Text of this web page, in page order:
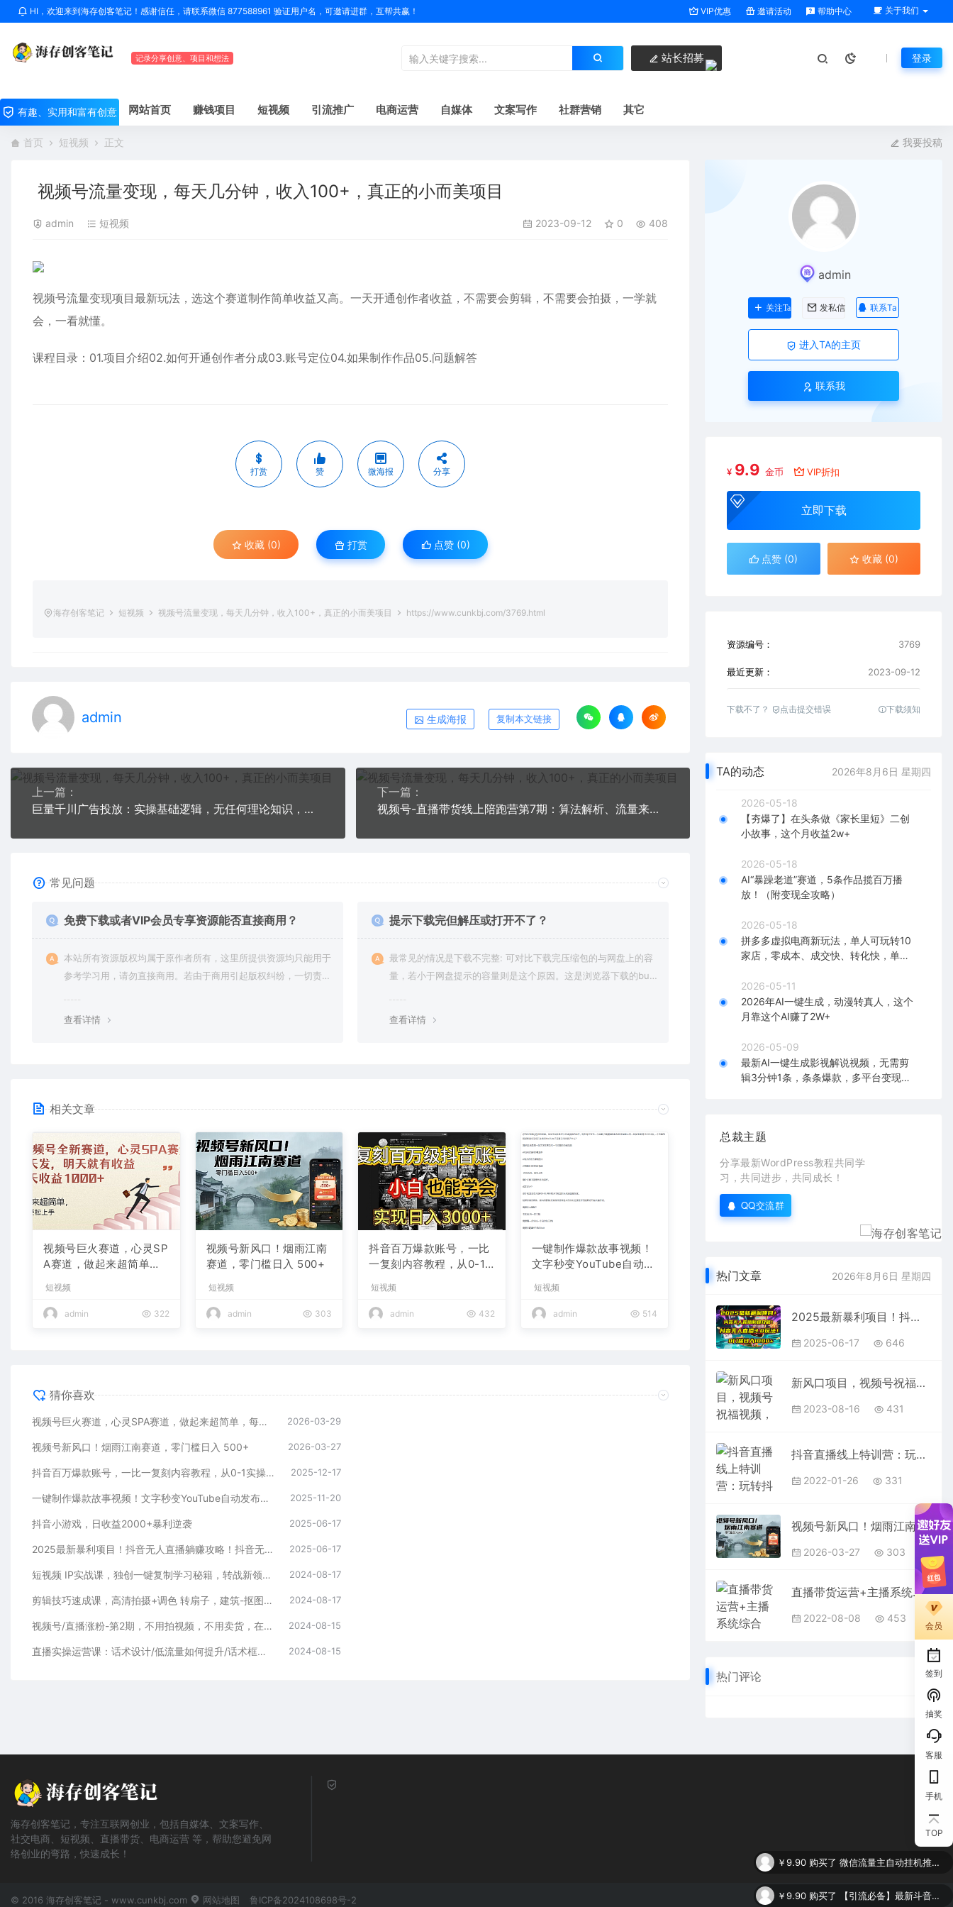
HI，欢迎来到海存创客笔记！感谢信任，请联系微信 877588961 验证用户名，可邀请进群，互帮共赢！ VIP优惠 邀请活动 帮助中心 关于我们
记录分享创意、项目和想法 站长招募 登录
有趣、实用和富有创意 网站首页 赚钱项目 短视频 引流推广 电商运营 自媒体 文案写作 社群营销 其它
首页 短视频 正文 我要投稿
视频号流量变现，每天几分钟，收入100+，真正的小而美项目
admin 短视频 2023-09-12 0 408
视频号流量变现项目最新玩法，选这个赛道制作简单收益又高。一天开通创作者收益，不需要会剪辑，不需要会拍摄，一学就
会，一看就懂。
课程目录：01.项目介绍02.如何开通创作者分成03.账号定位04.如果制作作品05.问题解答
打赏 赞 微海报 分享
收藏 (0) 打赏 点赞 (0)
海存创客笔记 短视频 视频号流量变现，每天几分钟，收入100+，真正的小而美项目 https://www.cunkbj.com/3769.html
admin 生成海报 复制本文链接
上一篇：
巨量千川广告投放：实操基础逻辑，无任何理论知识，新手也能学会！
下一篇：
视频号-直播带货线上陪跑营第7期：算法解析、流量来源和推送逻辑，起号逻辑
常见问题
免费下载或者VIP会员专享资源能否直接商用？
本站所有资源版权均属于原作者所有，这里所提供资源均只能用于
参考学习用，请勿直接商用。若由于商用引起版权纠纷，一切责任
查看详情
提示下载完但解压或打开不了？
最常见的情况是下载不完整: 可对比下载完压缩包的与网盘上的容
量，若小于网盘提示的容量则是这个原因。这是浏览器下载的bu
查看详情
相关文章
视频号巨火赛道，心灵SP
A赛道，做起来超简单，
短视频
admin 322
视频号新风口！烟雨江南
赛道，零门槛日入 500+
短视频
admin 303
抖音百万爆款账号，一比
一复刻内容教程，从0-1
复制爆款，月入10w+
短视频
admin 432
一键制作爆款故事视频！
文字秒变YouTube自动发
短视频
admin 514
猜你喜欢
视频号巨火赛道，心灵SPA赛道，做起来超简单，每天收益800+ 2026-03-29
视频号新风口！烟雨江南赛道，零门槛日入 500+ 2026-03-27
抖音百万爆款账号，一比一复刻内容教程，从0-1实操课，小白也能学会，复制爆款，月入10w+ 2025-12-17
一键制作爆款故事视频！文字秒变YouTube自动发布的傻瓜式教程 2025-11-20
抖音小游戏，日收益2000+暴利逆袭 2025-06-17
2025最新暴利项目！抖音无人直播躺赚攻略！抖音无人直播3.0玩法！0门槛… 2025-06-17
短视频 IP实战课，独创一键复制学习秘籍，转战新领域，月赚五万轻松行 2024-08-17
剪辑技巧速成课，高清拍摄+调色 转扇子，建筑-抠图精通，新手秒变剪辑专家 2024-08-17
视频号/直播涨粉-第2期，不用拍视频，不用卖货，在直播间做菜，就可以搞钱 2024-08-15
直播实操运营课：话术设计/低流量如何提升/话术框架/全场燃爆/非常干货 2024-08-15
admin
关注Ta 发私信 联系Ta
进入TA的主页
联系我
¥ 9.9 金币 VIP折扣
立即下载
点赞 (0) 收藏 (0)
资源编号： 3769
最近更新： 2023-09-12
下载不了？ 点击提交错误 下载须知
TA的动态 2026年8月6日 星期四
2026-05-18
【夯爆了】在头条做《家长里短》二创
小故事，这个月收益2w+
2026-05-18
AI“暴躁老道”赛道，5条作品揽百万播
放！（附变现全攻略）
2026-05-18
拼多多虚拟电商新玩法，单人可玩转10
家店，零成本、成交快、转化快，单店
2026-05-11
2026年AI一键生成，动漫转真人，这个
月靠这个AI赚了2W+
2026-05-09
最新AI一键生成影视解说视频，无需剪
辑3分钟1条，条条爆款，多平台变现日
总裁主题
分享最新WordPress教程共同学
习，共同进步，共同成长！
QQ交流群
热门文章 2026年8月6日 星期四
2025最新暴利项目！抖音无人直播躺赚攻略！抖音无人直播3.0玩法！0门槛…
2025-06-17 646
新风口项目，视频号祝福视频，一部手机操作，多种变现方式
2023-08-16 431
抖音直播线上特训营：玩转抖音直播流量，实操教学
2022-01-26 331
视频号新风口！烟雨江南赛道，零门槛日入 500+
2026-03-27 303
直播带货运营+主播系统综合课，讲透2022年如何做直播带货
2022-08-08 453
热门评论
会员
签到
抽奖
客服
手机
TOP
海存创客笔记，专注互联网创业，包括自媒体、文案写作、
社交电商、短视频、直播带货、电商运营 等，帮助您避免网
络创业的弯路，快速成长！
© 2016 海存创客笔记 - www.cunkbj.com 网站地图 鲁ICP备2024108698号-2
￥9.90 购买了 微信流量主自动挂机推广，轻松日入900+，简单易上手，做就有收益。
￥9.90 购买了 【引流必备】最新斗音全功能全自动引流脚本，解放双手自动引流精准粉